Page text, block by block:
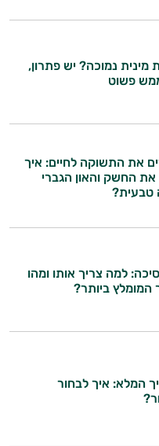
מינית נמוכה? יש פתרון,
פשוט
את התשוקה לחיים: איך
החשק והאון הגברי
טבעית?
למה צריך אותו ומהו
המומלץ ביותר?
המלא: איך לבחור
מידע קליניים
הטבעית
את תוספי
למטרות
לך אילו רכיבים
גם בחיי היום
המלצות